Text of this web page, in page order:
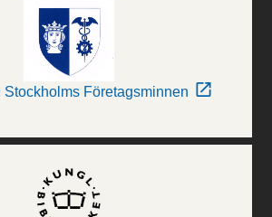
Stockholms Företagsminnen